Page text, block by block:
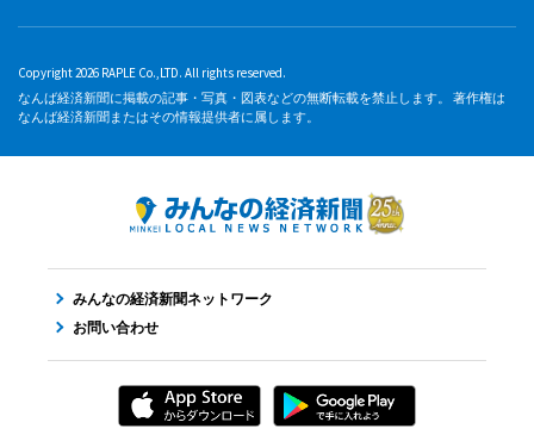
Copyright 2026 RAPLE Co.,LTD. All rights reserved.
なんば経済新聞に掲載の記事・写真・図表などの無断転載を禁止します。 著作権は
なんば経済新聞またはその情報提供者に属します。
みんなの経済新聞ネットワーク
お問い合わせ